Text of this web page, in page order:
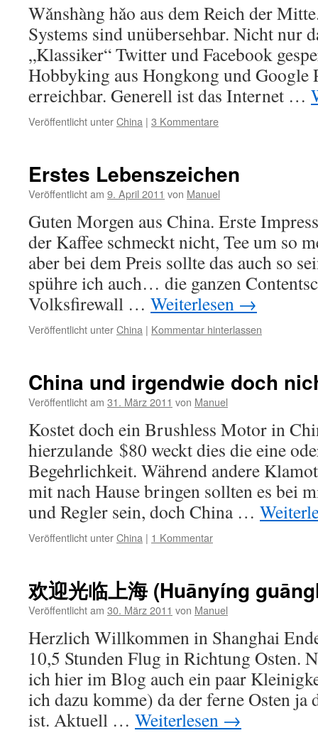
Wǎnshàng hǎo aus dem Reich der
Systems sind unübersehbar. Nicht nur
„Klassiker“ Twitter und Facebook
Hobbyking aus Hongkong und Google
erreichbar. Generell ist das Internet …
Veröffentlicht unterChina | 3 Kommentare
Erstes Lebenszeichen
Veröffentlicht am 9. April 2011 von Manuel
Guten Morgen aus China. Erste
der Kaffee schmeckt nicht, Tee um so
aber bei dem Preis sollte das auch so
spühre ich auch… die ganzen
Volksfirewall … Weiterlesen →
Veröffentlicht unterChina | Kommentar hinterlassen
China und irgendwie doch
Veröffentlicht am 31. März 2011 von Manuel
Kostet doch ein Brushless Motor in
hierzulande $80 weckt dies die eine
Begehrlichkeit. Während andere
mit nach Hause bringen sollten es bei
und Regler sein, doch China …
Veröffentlicht unterChina | 1 Kommentar
欢迎光临上海 (Huānyíng
Veröffentlicht am 30. März 2011 von Manuel
Herzlich Willkommen in Shanghai
10,5 Stunden Flug in Richtung Osten.
ich hier im Blog auch ein paar
ich dazu komme) da der ferne Osten ja
ist. Aktuell … Weiterlesen →